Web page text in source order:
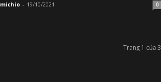
michio - 19/10/2021 0
Trang 1 của 3